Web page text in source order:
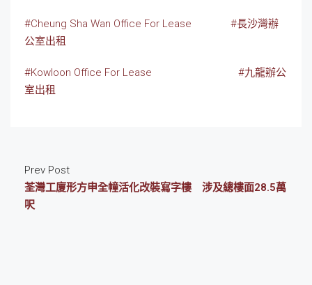
#Cheung Sha Wan Office For Lease
#長沙灣辦
公室出租
#Kowloon Office For Lease
#九龍辦公
室出租
Prev Post
荃灣工廈形方申全幢活化改裝寫字樓 涉及總樓面28.5萬
呎